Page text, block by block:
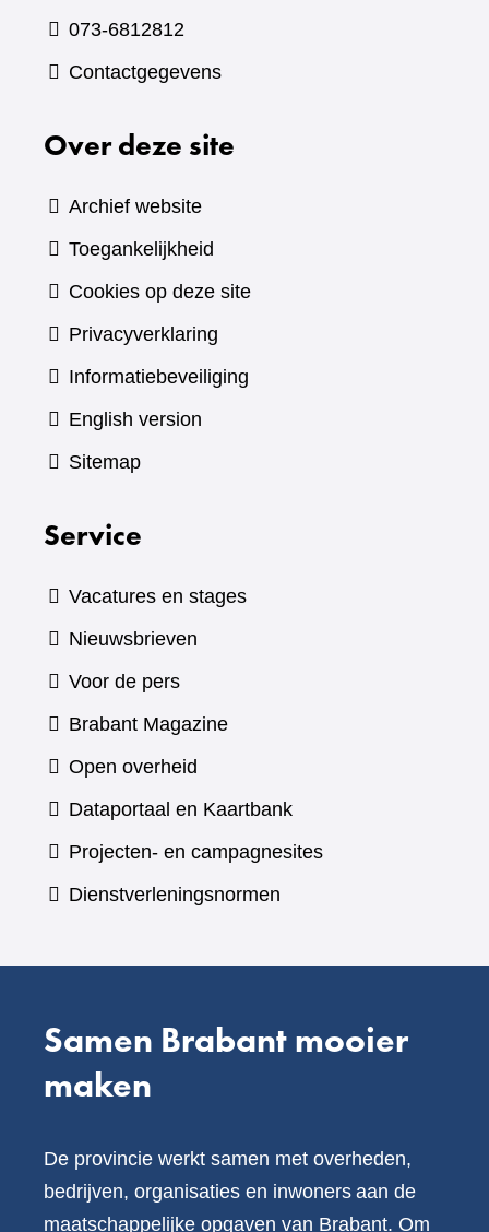
073-6812812
Contactgegevens
Over deze site
Archief website
Toegankelijkheid
Cookies op deze site
Privacyverklaring
Informatiebeveiliging
English version
Sitemap
Service
Vacatures en stages
Nieuwsbrieven
Voor de pers
Brabant Magazine(verwijst
andere
website)
Open overheid
Dataportaal en Kaartbank(verwijst
naar
Projecten- en campagnesites
Dienstverleningsnormen
Samen Brabant mooier
maken
De provincie werkt samen met overheden,
bedrijven, organisaties en inwoners aan de
maatschappelijke opgaven van Brabant. Om